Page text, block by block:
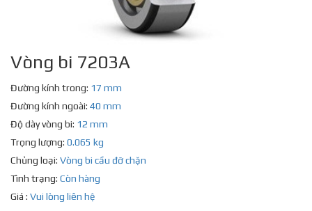
Vòng bi 7203A
Đường kính trong: 17 mm
Đường kính ngoài: 40 mm
Độ dày vòng bi: 12 mm
Trọng lượng: 0.065 kg
Chủng loại: Vòng bi cầu đỡ chặn
Tình trạng: Còn hàng
Giá : Vui lòng liên hệ